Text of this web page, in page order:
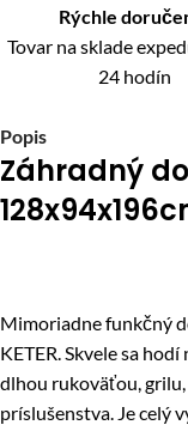
Rýchle
Tovar na sklade
24 hodín
Popis
Záhradný
Mimoriadne funkčný
KETER. Skvele sa
dlhou rukoväťou,
príslušenstva. Je celý